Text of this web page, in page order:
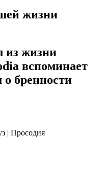
жизни
из жизни
вспоминает
о бренности